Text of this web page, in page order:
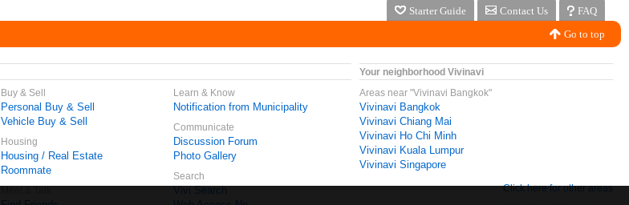
Starter Guide Contact Us
FAQ
Go to top
Buy & Sell
Personal Buy & Sell
Vehicle Buy & Sell
Housing
Housing / Real Estate
Roommate
Learn & Know
Notification from Municipality
Communicate
Discussion Forum
Photo Gallery
Search
Vivi Search
Your neighborhood Vivinavi
Areas near "Vivinavi Bangkok"
Vivinavi Bangkok
Vivinavi Chiang Mai
Vivinavi Ho Chi Minh
Vivinavi Kuala Lumpur
Vivinavi Singapore
Click here for other areas